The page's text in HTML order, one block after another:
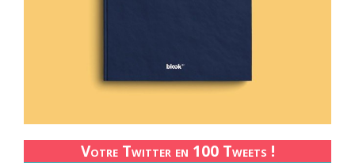
Votre Twitter en 100 Tweets !